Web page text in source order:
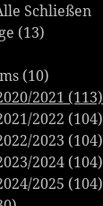
Schließen
(13)
(10)
2021 (113)
2022 (104)
2023 (104)
2024 (104)
2025 (104)